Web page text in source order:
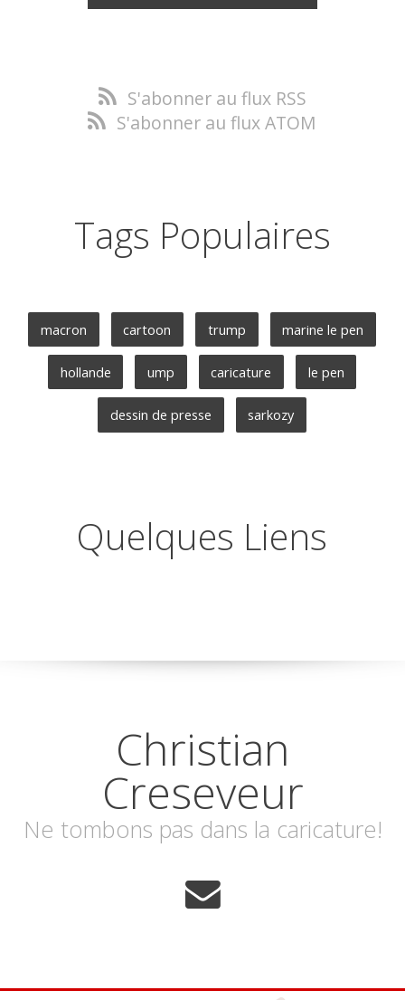
S'abonner au flux RSS
S'abonner au flux ATOM
Tags Populaires
macron cartoon trump marine le pen
hollande ump caricature le pen
dessin de presse sarkozy
Quelques Liens
Christian
Creseveur
Ne tombons pas dans la caricature!